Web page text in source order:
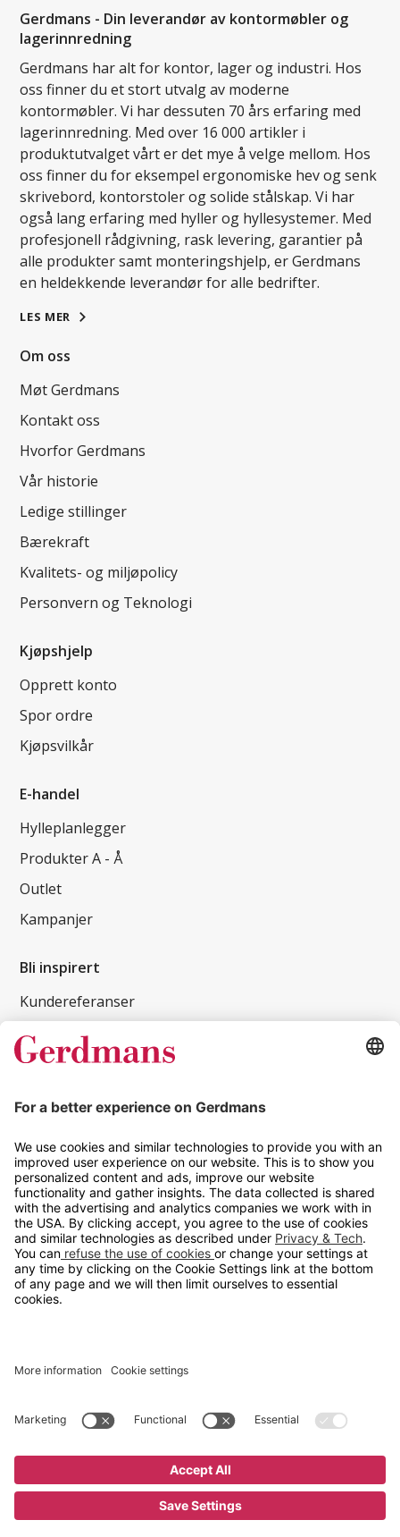
16 795 kr
Gerdmans - Din leverandør av kontormøbler og
lagerinnredning
Gerdmans har alt for kontor, lager og industri. Hos
oss finner du et stort utvalg av moderne
kontormøbler. Vi har dessuten 70 års erfaring med
lagerinnredning. Med over 16 000 artikler i
produktutvalget vårt er det mye å velge mellom. Hos
oss finner du for eksempel ergonomiske hev og senk
skrivebord, kontorstoler og solide stålskap. Vi har
også lang erfaring med hyller og hyllesystemer. Med
profesjonell rådgivning, rask levering, garantier på
alle produkter samt monteringshjelp, er Gerdmans
en heldekkende leverandør for alle bedrifter.
LES MER
Om oss
Møt Gerdmans
Kontakt oss
Hvorfor Gerdmans
Vår historie
Ledige stillinger
Bærekraft
Kvalitets- og miljøpolicy
Personvern og Teknologi
Kjøpshjelp
Opprett konto
Spor ordre
Kjøpsvilkår
E-handel
Hylleplanlegger
Produkter A - Å
Outlet
Kampanjer
Bli inspirert
Kundereferanser
Magasin
Tips og guider
Kontakt
info@gerdmans.no
67 80 56 20
Åpningstid
Hverdager 08:00-16:00